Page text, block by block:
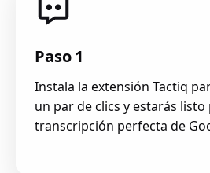
Paso 1
Instala la extensión Tactiq
un par de clics y estarás listo
transcripción perfecta de